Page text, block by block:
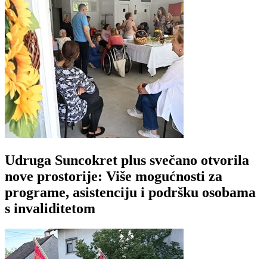
Udruga Suncokret plus svečano otvorila
nove prostorije: Više mogućnosti za
programe, asistenciju i podršku osobama
s invaliditetom